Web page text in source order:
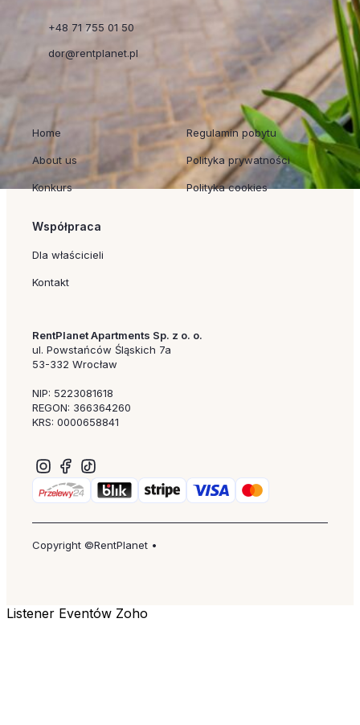
+48 71 755 01 50
dor@rentplanet.pl
Szybkie linki
Home
About us
Konkurs
Regulaminy
Regulamin pobytu
Polityka prywatności
Polityka cookies
Współpraca
Dla właścicieli
Kontakt
RentPlanet Apartments Sp. z o. o.
ul. Powstańców Śląskich 7a
53-332 Wrocław
NIP: 5223081618
REGON: 366364260
KRS: 0000658841
Copyright ©RentPlanet •
Listener Eventów Zoho